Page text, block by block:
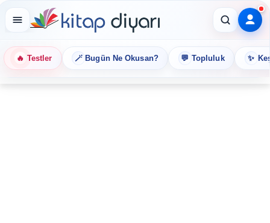
🔥 Testler 🪄 Bugün Ne Okusan? 💬 Topluluk ✨